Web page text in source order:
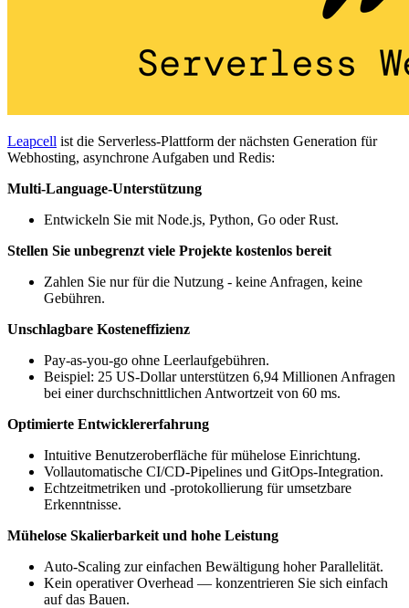
Leapcell ist die Serverless-Plattform der nächsten Generation für
Webhosting, asynchrone Aufgaben und Redis:
Multi-Language-Unterstützung
Entwickeln Sie mit Node.js, Python, Go oder Rust.
Stellen Sie unbegrenzt viele Projekte kostenlos bereit
Zahlen Sie nur für die Nutzung - keine Anfragen, keine
Gebühren.
Unschlagbare Kosteneffizienz
Pay-as-you-go ohne Leerlaufgebühren.
Beispiel: 25 US-Dollar unterstützen 6,94 Millionen Anfragen
bei einer durchschnittlichen Antwortzeit von 60 ms.
Optimierte Entwicklererfahrung
Intuitive Benutzeroberfläche für mühelose Einrichtung.
Vollautomatische CI/CD-Pipelines und GitOps-Integration.
Echtzeitmetriken und -protokollierung für umsetzbare
Erkenntnisse.
Mühelose Skalierbarkeit und hohe Leistung
Auto-Scaling zur einfachen Bewältigung hoher Parallelität.
Kein operativer Overhead — konzentrieren Sie sich einfach
auf das Bauen.